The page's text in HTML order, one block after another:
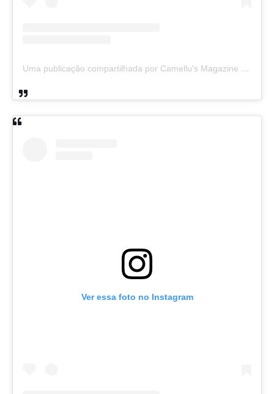
Uma publicação compartilhada por Camellu's Magazine I e II (@camellus_magazine)
Ver essa foto no Instagram